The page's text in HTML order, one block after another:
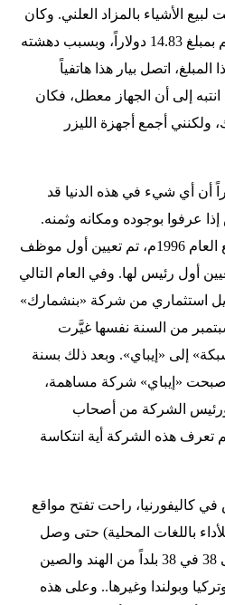
الأشياء بالمزاد العلني. وكان
أول ما باعه جهاز ليزر محطم بمبلغ 14.83 دولاراً، وبسبب دهشته
اتصل بيار هذا هاتفياً
إلى أن الجهاز معطل، فكان
أجمع أجهزة الليزر
أن أي شيء في هذه الدنيا قد
عرفوا بوجوده ومكانه وثمنه.
وخلال أشهر قليلة، في مطلع العام 1996م، تم تعيين أول موظف
أول رئيس لها. وفي العام التالي
استثماري من شركة «بنشمارك»
سبتمبر من السنة نفسها غيَّرت
إلى «إيباي». وبعد ذلك بسنة
في سبتمبر 1998م، أصبحت «إيباي» شركة مساهمة،
ورئيس الشركة من أصحاب
تعرف هذه الشركة أية انتكاسة
كاليفورنيا، راحت تفتح مواقع
باللغات المحلية) حتى وصل
عدد هذه المواقع الفرعية إلى 38 في 38 بلداً من الهند والصين
وبولندا وغيرها.. وعلى هذه